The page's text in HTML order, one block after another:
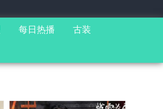
每日热播
古装